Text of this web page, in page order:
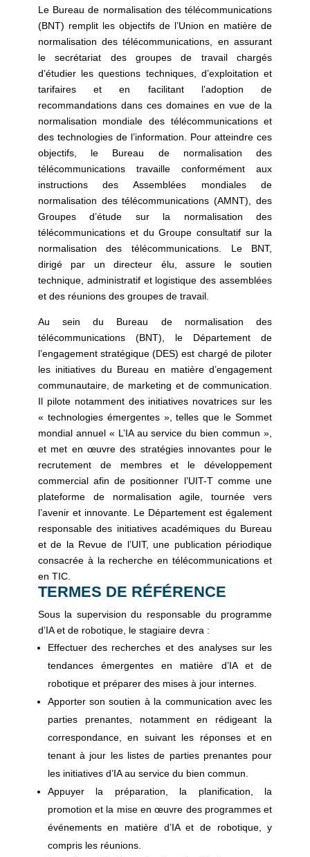
Le Bureau de normalisation des télécommunications
(BNT) remplit les objectifs de l’Union en matière de
normalisation des télécommunications, en assurant
le secrétariat des groupes de travail chargés
d’étudier les questions techniques, d’exploitation et
tarifaires et en facilitant l’adoption de
recommandations dans ces domaines en vue de la
normalisation mondiale des télécommunications et
des technologies de l’information. Pour atteindre ces
objectifs, le Bureau de normalisation des
télécommunications travaille conformément aux
instructions des Assemblées mondiales de
normalisation des télécommunications (AMNT), des
Groupes d’étude sur la normalisation des
télécommunications et du Groupe consultatif sur la
normalisation des télécommunications. Le BNT,
dirigé par un directeur élu, assure le soutien
technique, administratif et logistique des assemblées
et des réunions des groupes de travail.
Au sein du Bureau de normalisation des
télécommunications (BNT), le Département de
l’engagement stratégique (DES) est chargé de piloter
les initiatives du Bureau en matière d’engagement
communautaire, de marketing et de communication.
Il pilote notamment des initiatives novatrices sur les
« technologies émergentes », telles que le Sommet
mondial annuel « L’IA au service du bien commun »,
et met en œuvre des stratégies innovantes pour le
recrutement de membres et le développement
commercial afin de positionner l’UIT-T comme une
plateforme de normalisation agile, tournée vers
l’avenir et innovante. Le Département est également
responsable des initiatives académiques du Bureau
et de la Revue de l’UIT, une publication périodique
consacrée à la recherche en télécommunications et
en TIC.
TERMES DE RÉFÉRENCE
Sous la supervision du responsable du programme
d’IA et de robotique, le stagiaire devra :
Effectuer des recherches et des analyses sur les
tendances émergentes en matière d’IA et de
robotique et préparer des mises à jour internes.
Apporter son soutien à la communication avec les
parties prenantes, notamment en rédigeant la
correspondance, en suivant les réponses et en
tenant à jour les listes de parties prenantes pour
les initiatives d’IA au service du bien commun.
Appuyer la préparation, la planification, la
promotion et la mise en œuvre des programmes et
événements en matière d’IA et de robotique, y
compris les réunions.